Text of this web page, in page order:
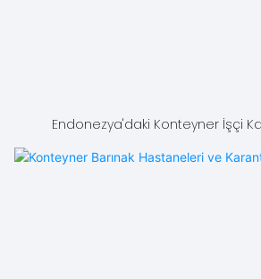
Endonezya'daki Konteyner İşçi